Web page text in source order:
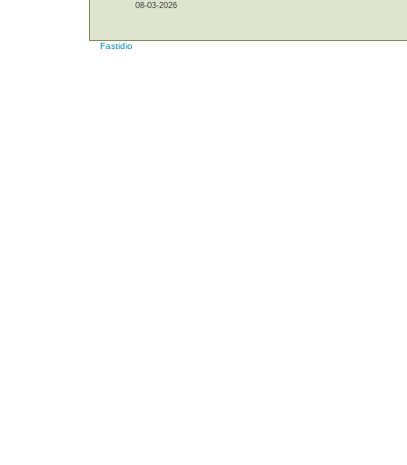
08-03-2026
Fastidio